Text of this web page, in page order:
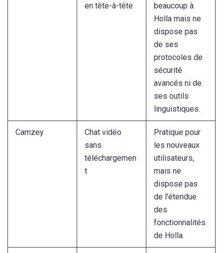
en tête-à-tête
beaucoup à
Holla mais ne
dispose pas
de ses
protocoles de
sécurité
avancés ni de
ses outils
linguistiques.
Camzey
Chat vidéo
sans
téléchargemen
t
Pratique pour
les nouveaux
utilisateurs,
mais ne
dispose pas
de l'étendue
des
fonctionnalités
de Holla.